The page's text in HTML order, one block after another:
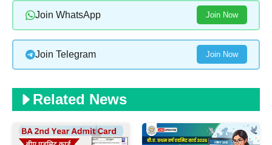
Join WhatsApp Join Now
Join Telegram Join Now
Related News